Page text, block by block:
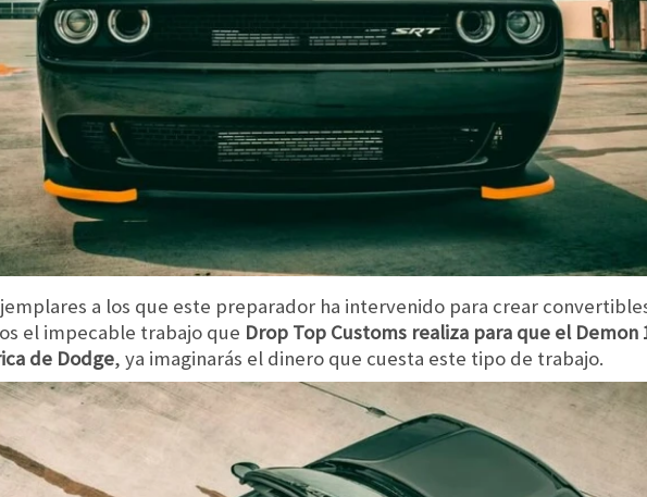
a los que este preparador ha intervenido para crear
el impecable trabajo que Drop Top Customs realiza para que el Demon
de Dodge, ya imaginarás el dinero que cuesta este tipo de trabajo.